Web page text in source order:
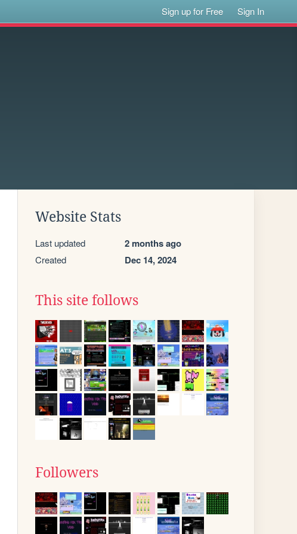
Sign up for Free Sign In
Website Stats
Last updated 2 months ago
Created Dec 14, 2024
This site follows
Followers